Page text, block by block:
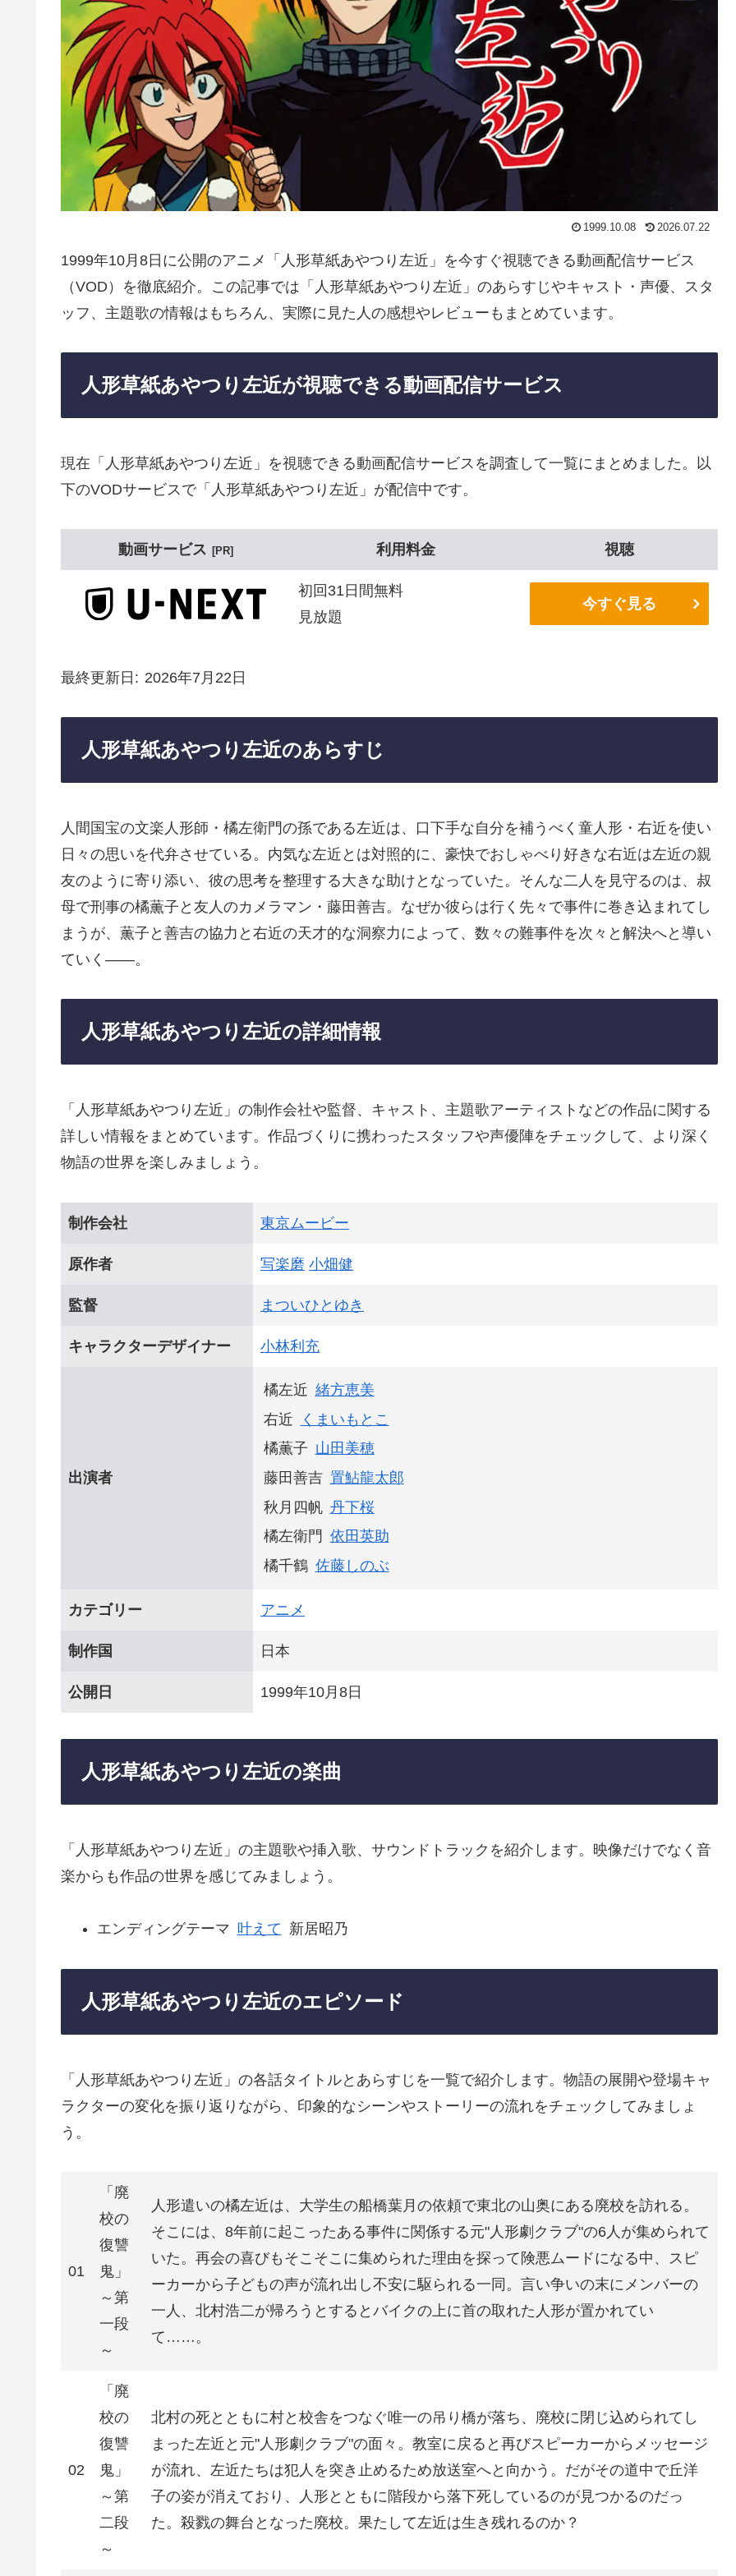
1999.10.08 2026.07.22
1999年10月8日に公開のアニメ「人形草紙あやつり左近」を今すぐ視聴できる動画配信サービス
（VOD）を徹底紹介。この記事では「人形草紙あやつり左近」のあらすじやキャスト・声優、スタ
ッフ、主題歌の情報はもちろん、実際に見た人の感想やレビューもまとめています。
人形草紙あやつり左近が視聴できる動画配信サービス
現在「人形草紙あやつり左近」を視聴できる動画配信サービスを調査して一覧にまとめました。以
下のVODサービスで「人形草紙あやつり左近」が配信中です。
動画サービス PR 利用料金 視聴
初回31日間無料
見放題
今すぐ見る
最終更新日 2026年7月22日
人形草紙あやつり左近のあらすじ
人間国宝の文楽人形師・橘左衛門の孫である左近は、口下手な自分を補うべく童人形・右近を使い
日々の思いを代弁させている。内気な左近とは対照的に、豪快でおしゃべり好きな右近は左近の親
友のように寄り添い、彼の思考を整理する大きな助けとなっていた。そんな二人を見守るのは、叔
母で刑事の橘薫子と友人のカメラマン・藤田善吉。なぜか彼らは行く先々で事件に巻き込まれてし
まうが、薫子と善吉の協力と右近の天才的な洞察力によって、数々の難事件を次々と解決へと導い
ていく——。
人形草紙あやつり左近の詳細情報
「人形草紙あやつり左近」の制作会社や監督、キャスト、主題歌アーティストなどの作品に関する
詳しい情報をまとめています。作品づくりに携わったスタッフや声優陣をチェックして、より深く
物語の世界を楽しみましょう。
制作会社 東京ムービー
原作者 写楽磨 小畑健
監督 まついひとゆき
キャラクターデザイナー 小林利充
出演者
橘左近 緒方恵美
右近
くまいもとこ
橘薫子 山田美穂
藤田善吉 置鮎龍太郎
秋月四帆 丹下桜
橘左衛門 依田英助
橘千鶴 佐藤しのぶ
カテゴリー アニメ
制作国 日本
公開日 1999年10月8日
人形草紙あやつり左近の楽曲
「人形草紙あやつり左近」の主題歌や挿入歌、サウンドトラックを紹介します。映像だけでなく音
楽からも作品の世界を感じてみましょう。
エンディングテーマ 叶えて 新居昭乃
人形草紙あやつり左近のエピソード
「人形草紙あやつり左近」の各話タイトルとあらすじを一覧で紹介します。物語の展開や登場キャ
ラクターの変化を振り返りながら、印象的なシーンやストーリーの流れをチェックしてみましょ
う。
01
「廃
校の
復讐
鬼」
～第
一段
～
人形遣いの橘左近は、大学生の船橋葉月の依頼で東北の山奥にある廃校を訪れる。
そこには、8年前に起こったある事件に関係する元"人形劇クラブ"の6人が集められて
いた。再会の喜びもそこそこに集められた理由を探って険悪ムードになる中、スピ
ーカーから子どもの声が流れ出し不安に駆られる一同。言い争いの末にメンバーの
一人、北村浩二が帰ろうとするとバイクの上に首の取れた人形が置かれてい
て……。
02
「廃
校の
復讐
鬼」
～第
二段
～
北村の死とともに村と校舎をつなぐ唯一の吊り橋が落ち、廃校に閉じ込められてし
まった左近と元"人形劇クラブ"の面々。教室に戻ると再びスピーカーからメッセージ
が流れ、左近たちは犯人を突き止めるため放送室へと向かう。だがその道中で丘洋
子の姿が消えており、人形とともに階段から落下死しているのが見つかるのだっ
た。殺戮の舞台となった廃校。果たして左近は生き残れるのか？